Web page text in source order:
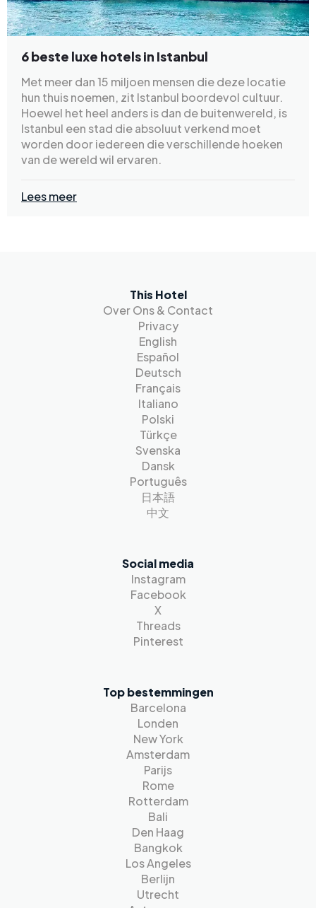
6 beste luxe hotels in Istanbul
Met meer dan 15 miljoen mensen die deze locatie
hun thuis noemen, zit Istanbul boordevol cultuur.
Hoewel het heel anders is dan de buitenwereld, is
Istanbul een stad die absoluut verkend moet
worden door iedereen die verschillende hoeken
van de wereld wil ervaren.
Lees meer
This Hotel
Over Ons & Contact
Privacy
English
Español
Deutsch
Français
Italiano
Polski
Türkçe
Svenska
Dansk
Português
日本語
中文
Social media
Instagram
Facebook
X
Threads
Pinterest
Top bestemmingen
Barcelona
Londen
New York
Amsterdam
Parijs
Rome
Rotterdam
Bali
Den Haag
Bangkok
Los Angeles
Berlijn
Utrecht